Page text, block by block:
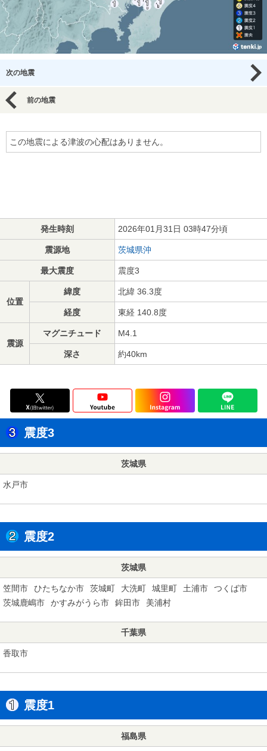
次の地震
前の地震
この地震による津波の心配はありません。
発生時刻 2026年01月31日 03時47分頃
震源地 茨城県沖
最大震度 震度3
位置
緯度 北緯 36.3度
経度 東経 140.8度
震源
マグニチュード M4.1
深さ 約40km
震度3
茨城県
水戸市
震度2
茨城県
笠間市 ひたちなか市 茨城町 大洗町 城里町 土浦市
つくば市
茨城鹿嶋市
かすみがうら市 鉾田市 美浦村
千葉県
香取市
震度1
福島県